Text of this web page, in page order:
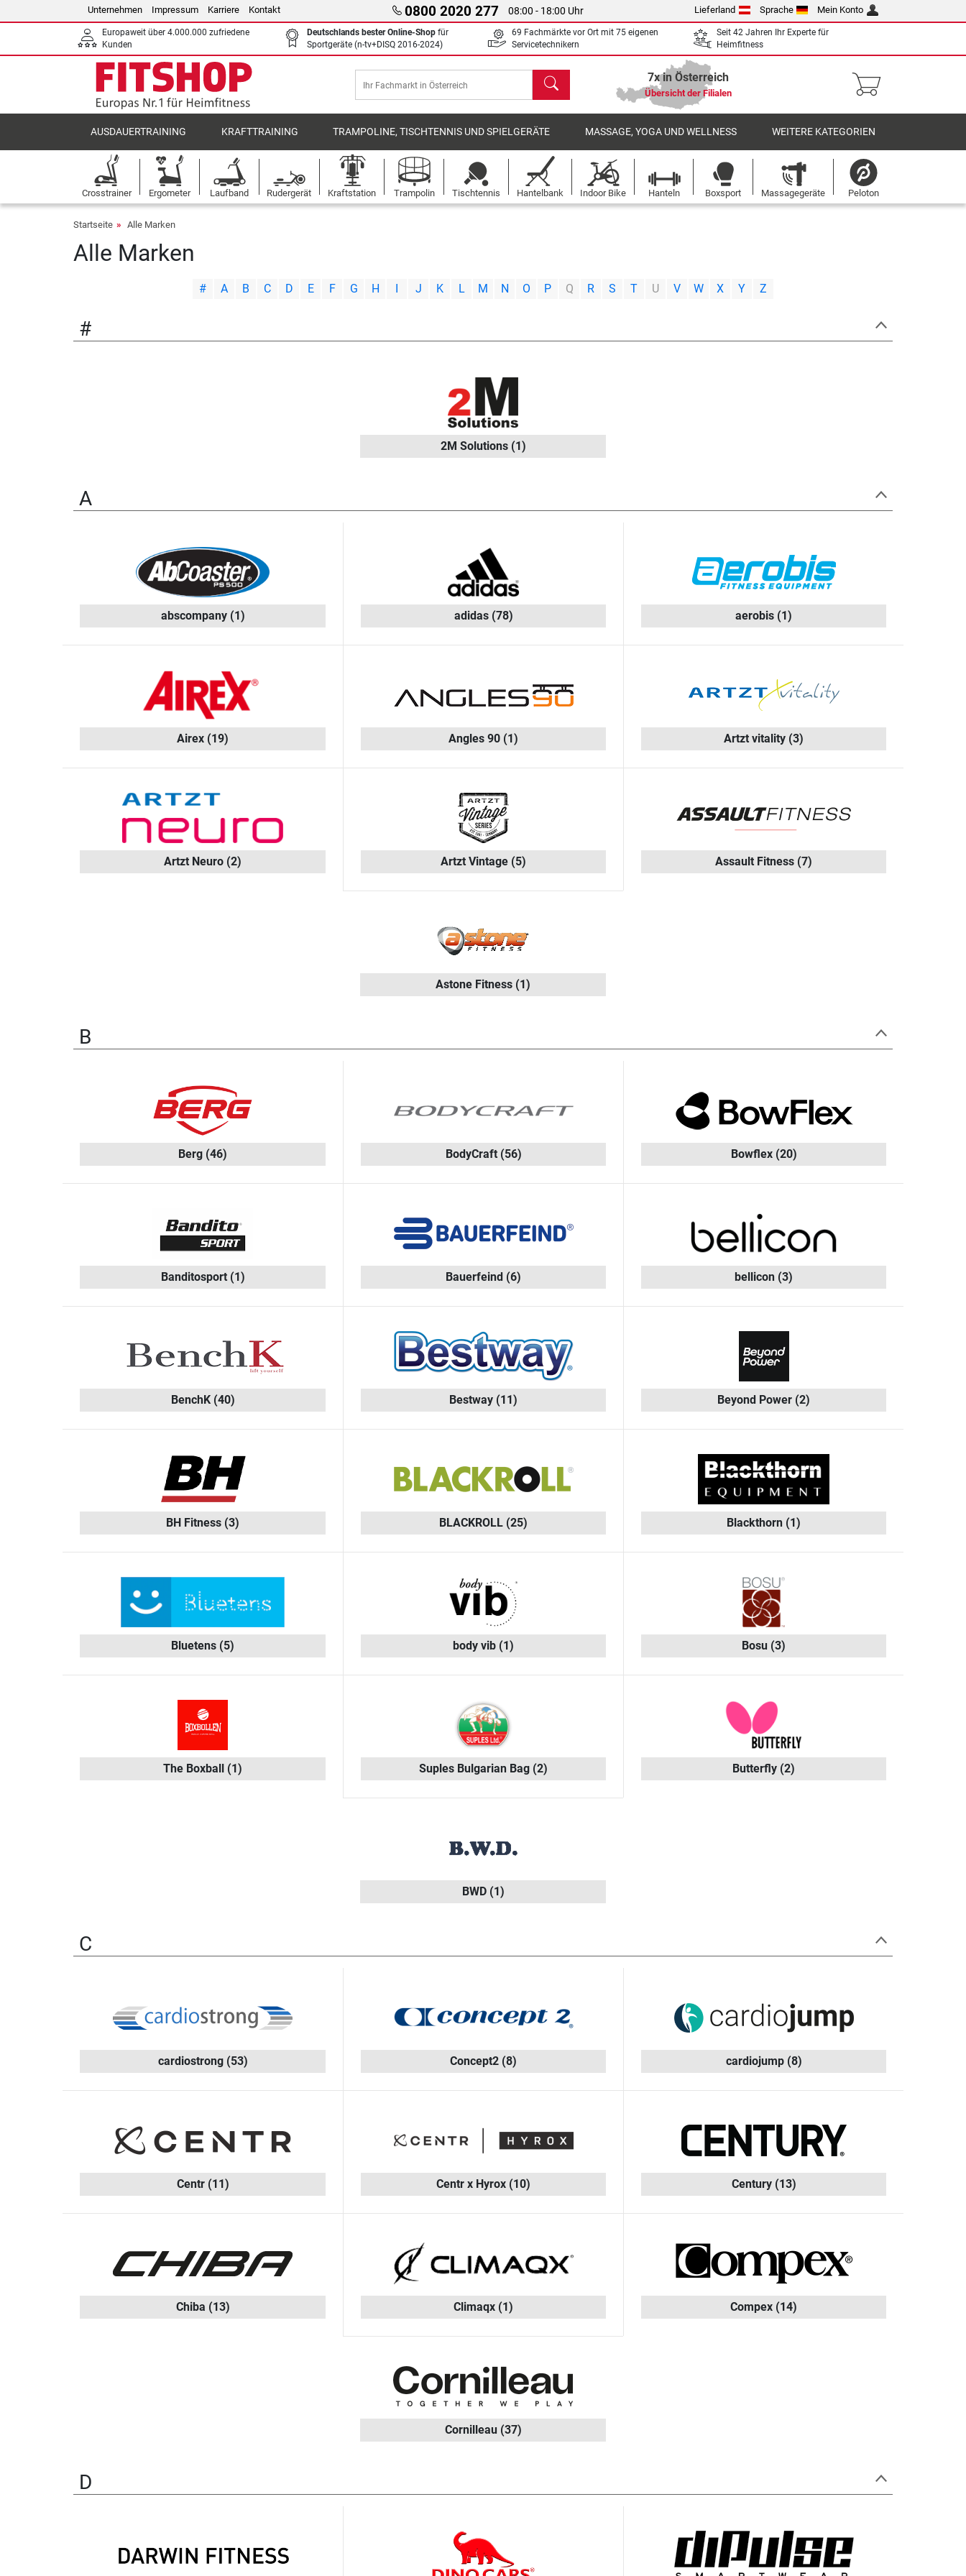
Unternehmen Impressum Karriere Kontakt 0800 2020 277 08:00 - 18:00 Uhr Lieferland Sprache Mein Konto
Europaweit über 4.000.000 zufriedene
Kunden
Deutschlands bester Online-Shop für
Sportgeräte (n-tv+DISQ 2016-2024)
69 Fachmärkte vor Ort mit 75 eigenen
Servicetechnikern
Seit 42 Jahren Ihr Experte für
Heimfitness
Suchen 7x in Österreich
Übersicht der Filialen
AUSDAUERTRAINING KRAFTTRAINING TRAMPOLINE, TISCHTENNIS UND SPIELGERÄTE MASSAGE, YOGA UND WELLNESS WEITERE KATEGORIEN
Crosstrainer Ergometer Laufband Rudergerät Kraftstation Trampolin Tischtennis Hantelbank Indoor Bike Hanteln Boxsport Massagegeräte Peloton
Startseite Alle Marken
Alle Marken
# A B C D E F G H I J K L M N O P Q R S T U V W X Y Z
#
2M Solutions(1)
A
abscompany(1) adidas(78) aerobis (1)
Airex (19) Angles 90 (1) Artzt vitality (3)
Artzt Neuro (2) Artzt Vintage (5) Assault Fitness (7)
Astone Fitness (1)
B
Berg (46) BodyCraft(56) Bowflex(20)
Banditosport(1) Bauerfeind (6) bellicon (3)
BenchK(40) Bestway (11) Beyond Power (2)
BH Fitness (3) BLACKROLL (25) Blackthorn (1)
Bluetens (5) body vib (1) Bosu (3)
The Boxball (1) Suples Bulgarian Bag (2) Butterfly (2)
BWD(1)
C
cardiostrong(53) Concept2 (8) cardiojump(8)
Centr(11) Centr x Hyrox (10) Century (13)
Chiba (13) Climaqx (1) Compex (14)
Cornilleau(37)
D